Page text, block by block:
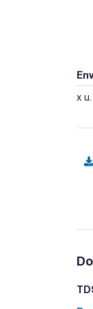
x u.